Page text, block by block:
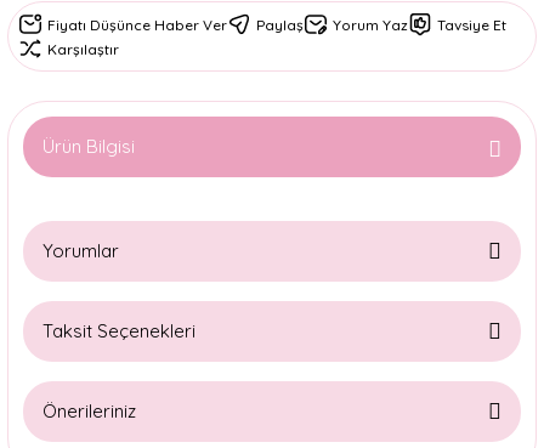
Fiyatı Düşünce Haber Ver Paylaş Yorum Yaz
Tavsiye Et
Karşılaştır
Ürün Bilgisi
Yorumlar
Taksit Seçenekleri
Önerileriniz